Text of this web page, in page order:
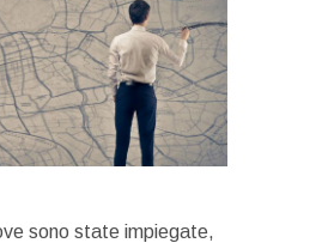
sono state impiegate,